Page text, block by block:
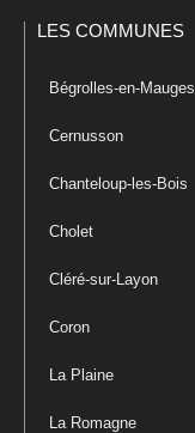
LES COMMUNES
Bégrolles-en-Mauges
Cernusson
Chanteloup-les-Bois
Cholet
Cléré-sur-Layon
Coron
La Plaine
La Romagne